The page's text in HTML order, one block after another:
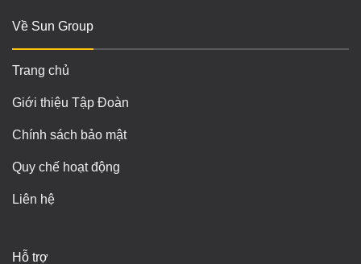
Về Sun Group
Trang chủ
Giới thiệu Tập Đoàn
Chính sách bảo mật
Quy chế hoạt động
Liên hệ
Hỗ trợ